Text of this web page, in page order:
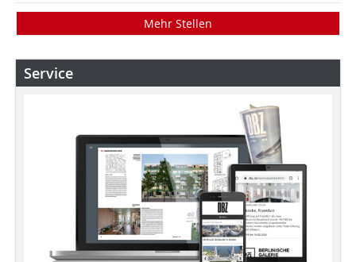
Mehr Stellen
Service